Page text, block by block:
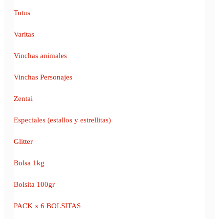
Tutus
Varitas
Vinchas animales
Vinchas Personajes
Zentai
Especiales (estallos y estrellitas)
Glitter
Bolsa 1kg
Bolsita 100gr
PACK x 6 BOLSITAS